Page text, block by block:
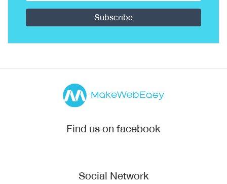
Find us on facebook
Social Network